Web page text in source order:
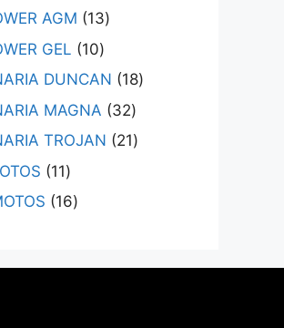
AGM
13
GEL
10
DUNCAN
18
MAGNA
32
TROJAN
21
11
16